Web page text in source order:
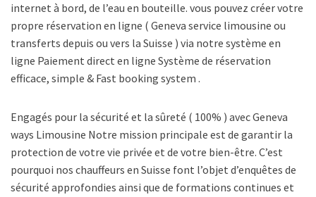
internet à bord, de l’eau en bouteille. vous pouvez créer votre
propre réservation en ligne ( Geneva service limousine ou
transferts depuis ou vers la Suisse ) via notre système en
ligne Paiement direct en ligne Système de réservation
efficace, simple & Fast booking system .
Engagés pour la sécurité et la sûreté ( 100% ) avec Geneva
ways Limousine Notre mission principale est de garantir la
protection de votre vie privée et de votre bien-être. C’est
pourquoi nos chauffeurs en Suisse font l’objet d’enquêtes de
sécurité approfondies ainsi que de formations continues et